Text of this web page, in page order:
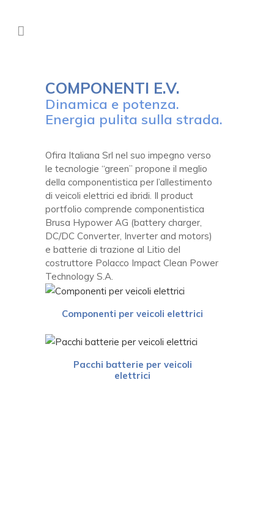
COMPONENTI E.V.
Dinamica e potenza.
Energia pulita sulla strada.
Ofira Italiana Srl nel suo impegno verso
le tecnologie “green” propone il meglio
della componentistica per l’allestimento
di veicoli elettrici ed ibridi. Il product
portfolio comprende componentistica
Brusa Hypower AG (battery charger,
DC/DC Converter, Inverter and motors)
e batterie di trazione al Litio del
costruttore Polacco Impact Clean Power
Technology S.A.
Componenti per veicoli elettrici
Pacchi batterie per veicoli
elettrici